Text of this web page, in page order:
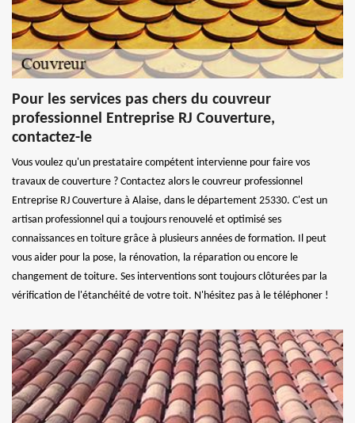
Pour les services pas chers du couvreur
professionnel Entreprise RJ Couverture,
contactez-le
Vous voulez qu'un prestataire compétent intervienne pour faire vos
travaux de couverture ? Contactez alors le couvreur professionnel
Entreprise RJ Couverture à Alaise, dans le département 25330. C'est un
artisan professionnel qui a toujours renouvelé et optimisé ses
connaissances en toiture grâce à plusieurs années de formation. Il peut
vous aider pour la pose, la rénovation, la réparation ou encore le
changement de toiture. Ses interventions sont toujours clôturées par la
vérification de l'étanchéité de votre toit. N'hésitez pas à le téléphoner !